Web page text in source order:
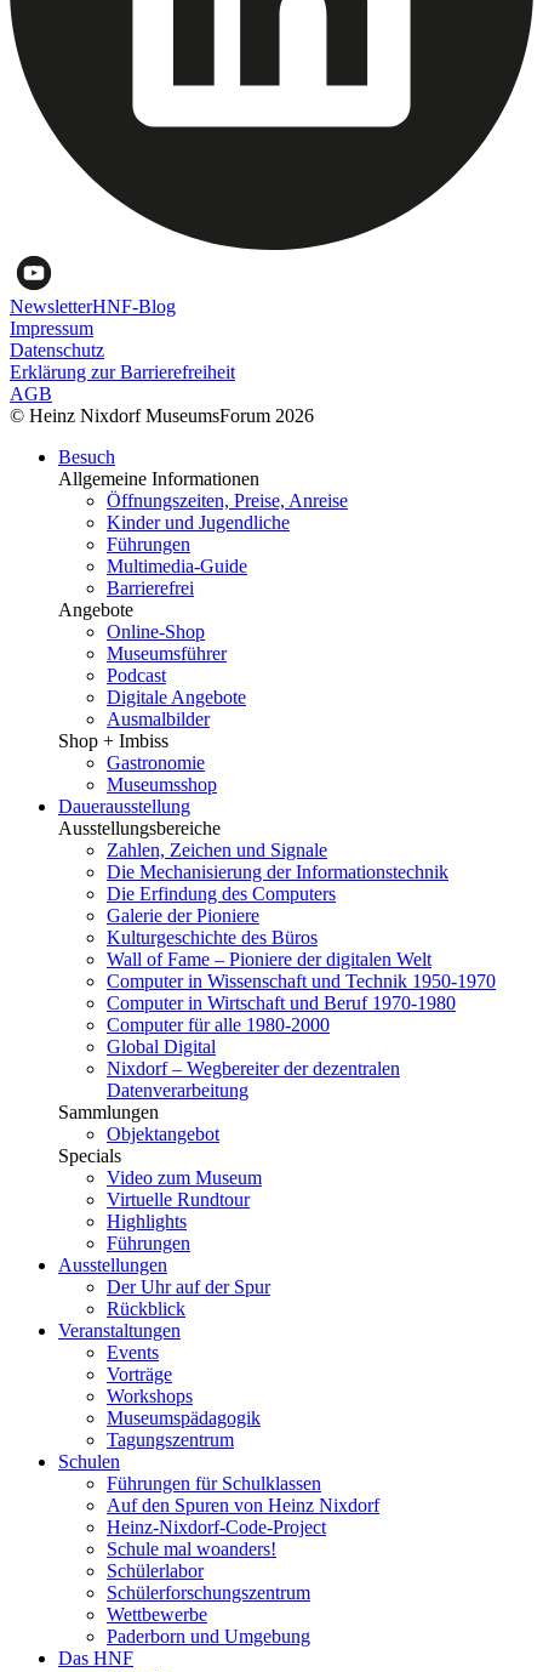
NewsletterHNF-Blog
Impressum
Datenschutz
Erklärung zur Barrierefreiheit
AGB
© Heinz Nixdorf MuseumsForum 2026
Besuch
Allgemeine Informationen
Öffnungszeiten, Preise, Anreise
Kinder und Jugendliche
Führungen
Multimedia-Guide
Barrierefrei
Angebote
Online-Shop
Museumsführer
Podcast
Digitale Angebote
Ausmalbilder
Shop + Imbiss
Gastronomie
Museumsshop
Dauerausstellung
Ausstellungsbereiche
Zahlen, Zeichen und Signale
Die Mechanisierung der Informationstechnik
Die Erfindung des Computers
Galerie der Pioniere
Kulturgeschichte des Büros
Wall of Fame – Pioniere der digitalen Welt
Computer in Wissenschaft und Technik 1950-1970
Computer in Wirtschaft und Beruf 1970-1980
Computer für alle 1980-2000
Global Digital
Nixdorf – Wegbereiter der dezentralen
Datenverarbeitung
Sammlungen
Objektangebot
Specials
Video zum Museum
Virtuelle Rundtour
Highlights
Führungen
Ausstellungen
Der Uhr auf der Spur
Rückblick
Veranstaltungen
Events
Vorträge
Workshops
Museumspädagogik
Tagungszentrum
Schulen
Führungen für Schulklassen
Auf den Spuren von Heinz Nixdorf
Heinz-Nixdorf-Code-Project
Schule mal woanders!
Schülerlabor
Schülerforschungszentrum
Wettbewerbe
Paderborn und Umgebung
Das HNF